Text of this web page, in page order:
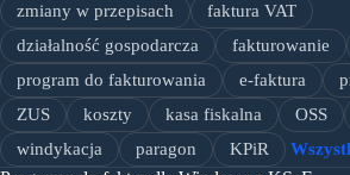
zmiany w przepisach
faktura VAT
działalność gospodarcza
fakturowanie
program do fakturowania
e-faktura
ZUS
koszty kasa fiskalna OSS
windykacja
paragon KPiR